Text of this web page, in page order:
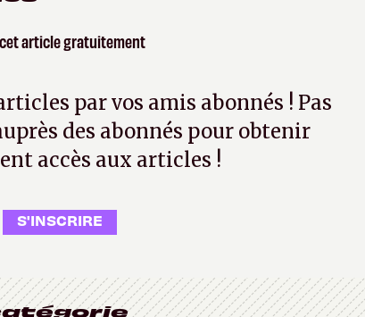
article gratuitement
par vos amis abonnés ! Pas
des abonnés pour obtenir
accès aux articles !
S'INSCRIRE